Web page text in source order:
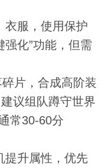
衣服，使用保护
强化”功能，但需
片，合成高阶装
议组队蹲守世界
常30-60分
提升属性，优先